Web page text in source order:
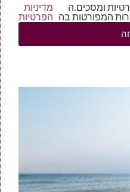
ומסכים.ה
המפורטות בה
מדיניות
הפרטיות